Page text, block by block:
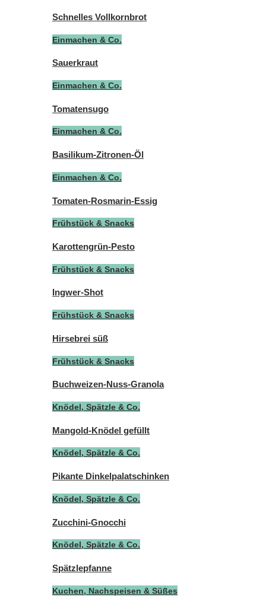
Schnelles Vollkornbrot
Einmachen & Co.
Sauerkraut
Einmachen & Co.
Tomatensugo
Einmachen & Co.
Basilikum-Zitronen-Öl
Einmachen & Co.
Tomaten-Rosmarin-Essig
Frühstück & Snacks
Karottengrün-Pesto
Frühstück & Snacks
Ingwer-Shot
Frühstück & Snacks
Hirsebrei süß
Frühstück & Snacks
Buchweizen-Nuss-Granola
Knödel, Spätzle & Co.
Mangold-Knödel gefüllt
Knödel, Spätzle & Co.
Pikante Dinkelpalatschinken
Knödel, Spätzle & Co.
Zucchini-Gnocchi
Knödel, Spätzle & Co.
Spätzlepfanne
Kuchen, Nachspeisen & Süßes